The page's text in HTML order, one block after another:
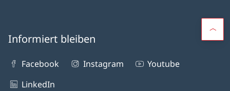
Informiert bleiben
Facebook Instagram
Youtube
LinkedIn